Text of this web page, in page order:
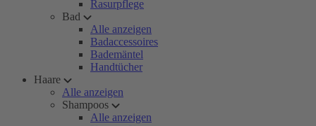
Rasurpflege
Bad
Alle anzeigen
Badaccessoires
Bademäntel
Handtücher
Haare
Alle anzeigen
Shampoos
Alle anzeigen